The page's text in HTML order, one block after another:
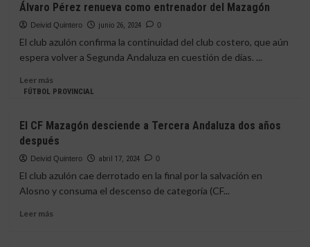
CF
Mazagón
vuelve
Andaluza
y
cupo
de
los
Álvaro Pérez renueva como entrenador del Mazagón
Deivid Quintero junio 26, 2024 0
El club azulón confirma la continuidad del club costero, que aún
espera volver a Segunda Andaluza en cuestión de días. ...
Leer másLeer
más
Pérez
renueva
como
entrenador
Mazagón
FÚTBOL PROVINCIAL
El CF Mazagón desciende a Tercera Andaluza dos años
después
Deivid Quintero abril 17, 2024 0
El club azulón cae derrotado en la final por la salvación en
Alosno y consuma el descenso de categoría (CF...
Leer másLeer